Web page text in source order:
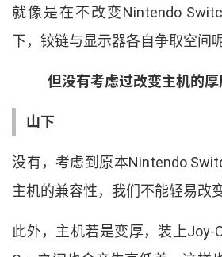
就像是在不改变Nintendo
下， 铰链与显示器各自争取空间
但没有考虑过改变主机的厚
山下
没有， 考虑到原本Nintendo
主机的兼容性， 我们不能轻易改
此外， 主机若是变厚， 装上Joy-